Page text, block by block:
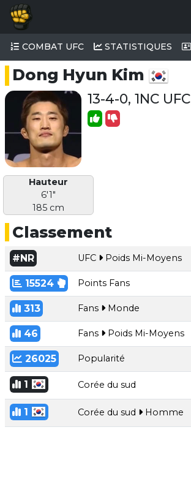
COMBAT UFC STATISTIQUES
Dong Hyun Kim
13-4-0, 1NC UFC
Hauteur
6'1"
185 cm
Classement
#NR UFC Poids Mi-Moyens
15524 Points Fans
313 Fans Monde
46 Fans Poids Mi-Moyens
26025 Popularité
1 Corée du sud
1 Corée du sud Homme